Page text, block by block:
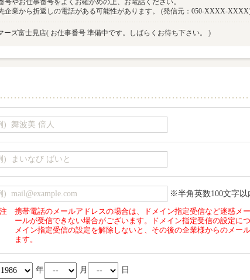
号やお仕事番号をよくお確かめの上、お電話ください。
企業から折返しの電話がある可能性があります。 (発信元：050-XXXX-
ズ富士見店( お仕事番号 準備中です。しばらくお待ち下さい。 )
※半角英数100文字以
携帯電話のメールアドレスの場合は、ドメイン指定受信など迷惑メ
ールが受信できない場合がございます。ドメイン指定受信の設定に
メイン指定受信の設定を解除しないと、その後の企業様からのメー
ます。
年 月 日